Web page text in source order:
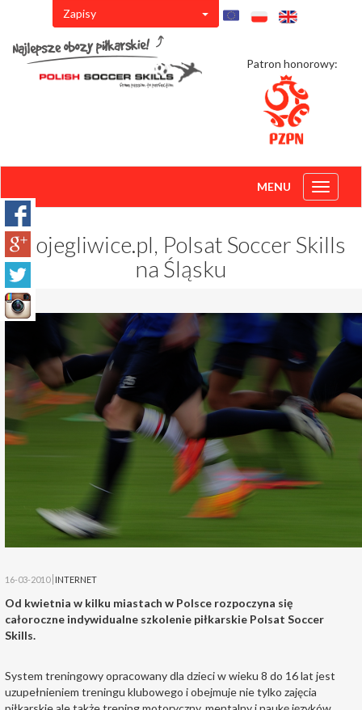
Zapisy
Patron honorowy:
Toggle
MENU
Mojegliwice.pl, Polsat Soccer Skills
na Śląsku
16-03-2010 INTERNET
Od kwietnia w kilku miastach w Polsce rozpoczyna się
całoroczne indywidualne szkolenie piłkarskie Polsat Soccer
Skills.
System treningowy opracowany dla dzieci w wieku 8 do 16 lat jest
uzupełnieniem treningu klubowego i obejmuje nie tylko zajęcia